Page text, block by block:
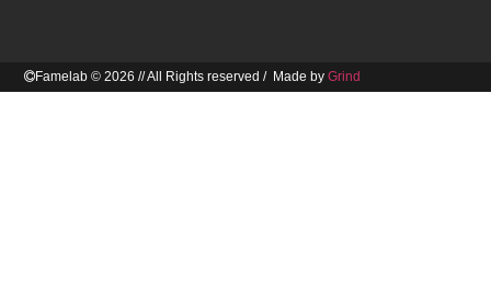
Famelab © 2026 // All Rights reserved / Made byGrind